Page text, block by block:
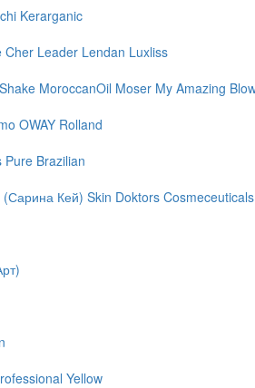
Kerarganic
Cher Leader Lendan Luxliss
MoroccanOil Moser My Amazing
OWAY Rolland
Pure Brazilian
(Сарина Кей) Skin Doktors Cosmeceuticals
Yellow